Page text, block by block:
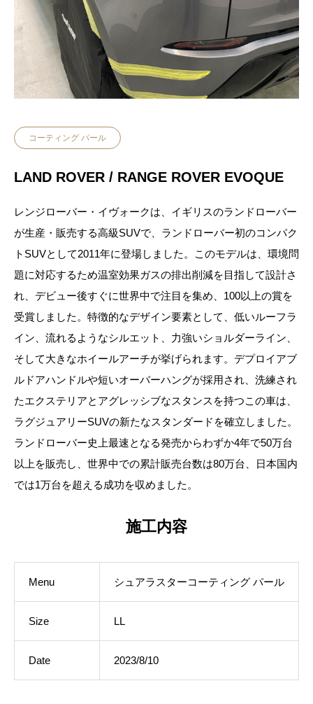
コーティング パール
LAND ROVER / RANGE ROVER EVOQUE
レンジローバー・イヴォークは、イギリスのランドローバー
が生産・販売する高級SUVで、ランドローバー初のコンパク
トSUVとして2011年に登場しました。このモデルは、環境問
題に対応するため温室効果ガスの排出削減を目指して設計さ
れ、デビュー後すぐに世界中で注目を集め、100以上の賞を
受賞しました。特徴的なデザイン要素として、低いルーフラ
イン、流れるようなシルエット、力強いショルダーライン、
そして大きなホイールアーチが挙げられます。デプロイアブ
ルドアハンドルや短いオーバーハングが採用され、洗練され
たエクステリアとアグレッシブなスタンスを持つこの車は、
ラグジュアリーSUVの新たなスタンダードを確立しました。
ランドローバー史上最速となる発売からわずか4年で50万台
以上を販売し、世界中での累計販売台数は80万台、日本国内
では1万台を超える成功を収めました。
施工内容
Menu シュアラスターコーティング パール
Size LL
Date 2023/8/10